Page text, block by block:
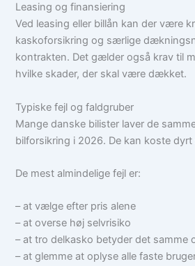
Leasing og finansiering
Ved leasing eller billån kan der være
kaskoforsikring og særlige
kontrakten. Det gælder også krav til
hvilke skader, der skal være dækket.
Typiske fejl og faldgruber
Mange danske bilister laver de
bilforsikring i 2026. De kan koste dyrt
De mest almindelige fejl er:
– at vælge efter pris alene
– at overse høj selvrisiko
– at tro delkasko betyder det samme
– at glemme at oplyse alle faste